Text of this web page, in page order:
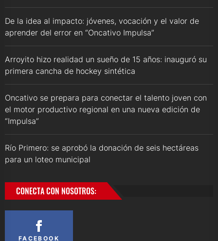
De la idea al impacto: jóvenes, vocación y el valor de
aprender del error en “Oncativo Impulsa”
Arroyito hizo realidad un sueño de 15 años: inauguró su
primera cancha de hockey sintética
Oncativo se prepara para conectar el talento joven con
el motor productivo regional en una nueva edición de
“Impulsa”
Río Primero: se aprobó la donación de seis hectáreas
para un loteo municipal
CONECTA CON NOSOTROS:
FACEBOOK